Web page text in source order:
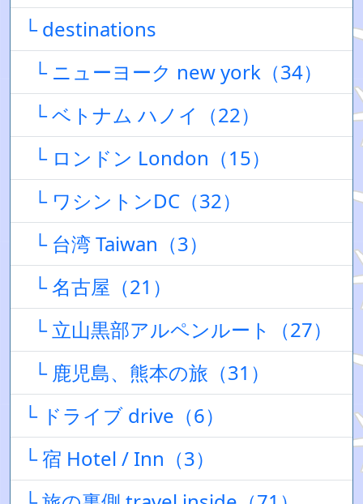
└ destinations
└ ニューヨーク new york（34）
└ ベトナム ハノイ（22）
└ ロンドン London（15）
└ ワシントンDC（32）
└ 台湾 Taiwan（3）
└ 名古屋（21）
└ 立山黒部アルペンルート（27）
└ 鹿児島、熊本の旅（31）
└ ドライブ drive（6）
└ 宿 Hotel / Inn（3）